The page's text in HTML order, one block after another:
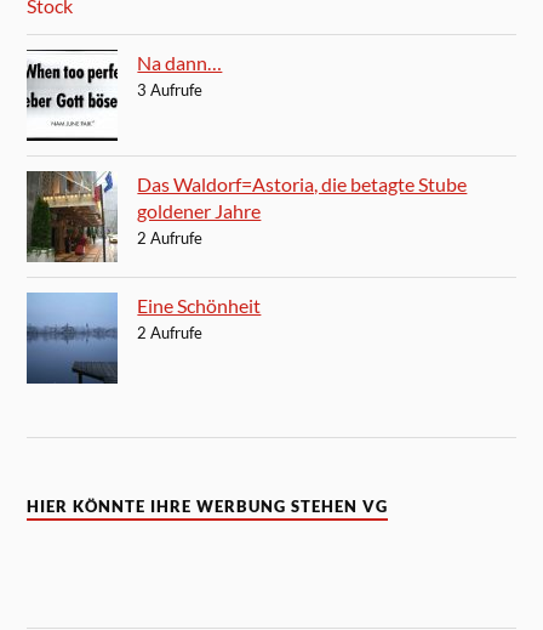
Na dann…
3 Aufrufe
Das Waldorf=Astoria, die betagte Stube
goldener Jahre
2 Aufrufe
Eine Schönheit
2 Aufrufe
HIER KÖNNTE IHRE WERBUNG STEHEN VG